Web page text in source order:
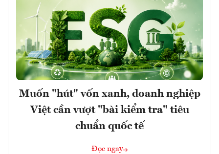
Muốn "hút" vốn xanh, doanh nghiệp
Việt cần vượt "bài kiểm tra" tiêu
chuẩn quốc tế
Đọc ngay